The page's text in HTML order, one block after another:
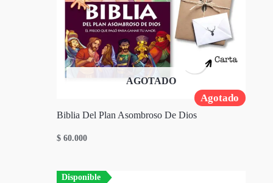
Agotado
AGOTADO
Biblia Del Plan Asombroso De Dios
$ 60.000
Disponible